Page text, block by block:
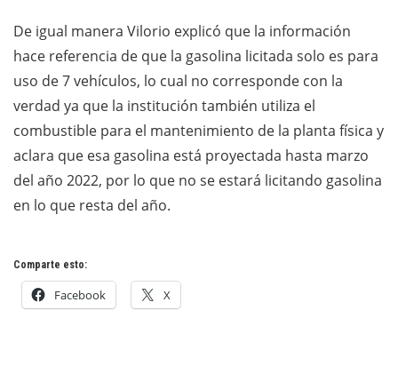
De igual manera Vilorio explicó que la información
hace referencia de que la gasolina licitada solo es para
uso de 7 vehículos, lo cual no corresponde con la
verdad ya que la institución también utiliza el
combustible para el mantenimiento de la planta física y
aclara que esa gasolina está proyectada hasta marzo
del año 2022, por lo que no se estará licitando gasolina
en lo que resta del año.
Comparte esto:
Facebook X